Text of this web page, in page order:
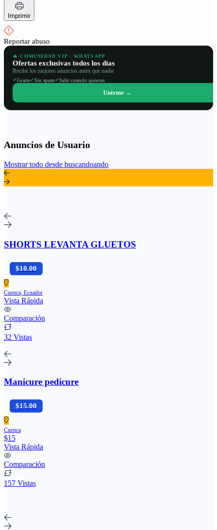
Imprimir
Reportar abuso
🔥 COMUNIDAD VIP · WHATSAPP
Ofertas exclusivas todos los días
Recibe los mejores anuncios antes que nadie
✓Gratis✓Sin spam✓Salir cuando quieras
Unirme →
Anuncios de Usuario
Mostrar todo desde buscandoando
SHORTS LEVANTA GLUETOS
$10.00
Cuenca, Ecuador
Vista Rápida
Comparación
32 Vistas
Manicure pedicure
$15.00
Cuenca
$15
Vista Rápida
Comparación
157 Vistas